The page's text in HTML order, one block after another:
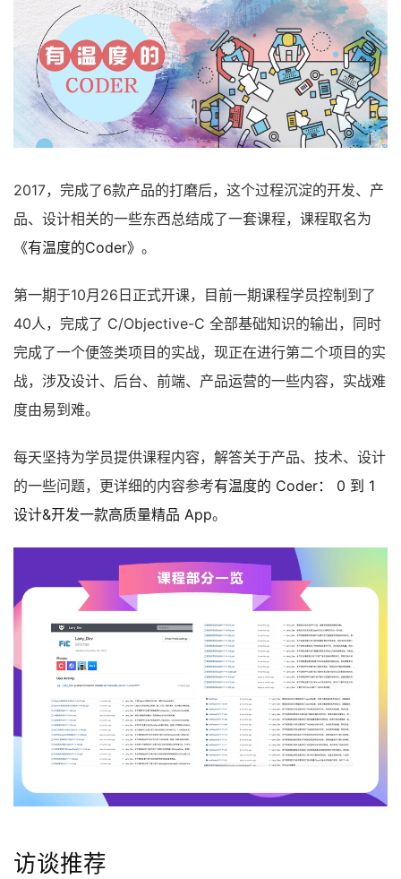
2017，完成了6款产品的打磨后，这个过程沉淀的开发、产
品、设计相关的一些东西总结成了一套课程，课程取名为
《有温度的Coder》 。
第一期于10月26日正式开课，目前一期课程学员控制到了
40人，完成了 C/Objective-C 全部基础知识的输出，同时
完成了一个便签类项目的实战，现正在进行第二个项目的实
战，涉及设计、后台、前端、产品运营的一些内容，实战难
度由易到难。
每天坚持为学员提供课程内容，解答关于产品、技术、设计
的一些问题，更详细的内容参考有温度的 Coder： 0 到 1
设计&开发一款高质量精品 App。
访谈推荐